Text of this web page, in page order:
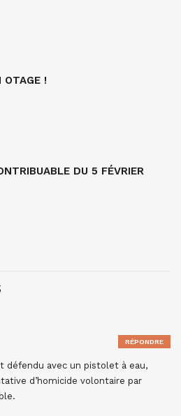
OTAGE !
DU 5 FÉVRIER
défendu avec un pistolet à eau,
d’homicide volontaire par
RÉPONDRE